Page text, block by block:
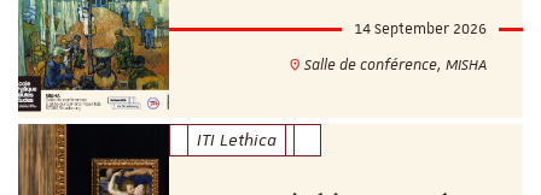
14 September 2026
Salle de conférence, MISHA
ITI Lethica